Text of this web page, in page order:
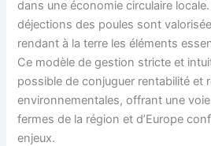
dans une économie circulaire
déjections des poules sont
rendant à la terre les éléments
Ce modèle de gestion stricte et
possible de conjuguer rentabilité et
environnementales, offrant une voie
fermes de la région et d’Europe
enjeux.